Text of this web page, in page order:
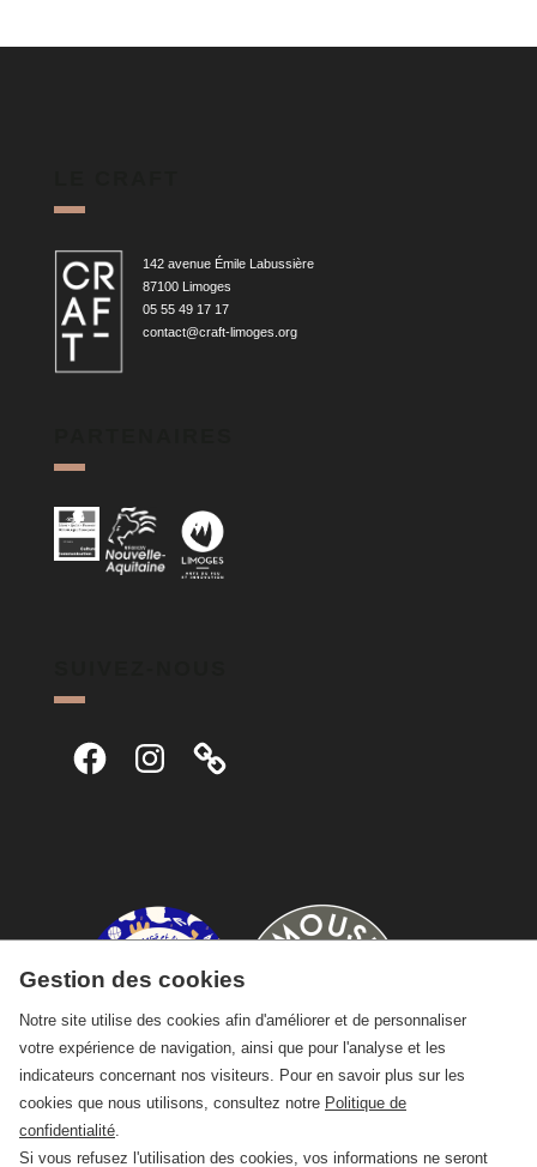
142 avenue Émile Labussière
87100 Limoges
05 55 49 17 17
contact@craft-limoges.org
FacebookInstagram
Gestion des cookies
Notre site utilise des cookies afin d'améliorer et de personnaliser
votre expérience de navigation, ainsi que pour l'analyse et les
indicateurs concernant nos visiteurs. Pour en savoir plus sur les
cookies que nous utilisons, consultez notre Politique de
confidentialité
Si vous refusez l'utilisation des cookies, vos informations ne seront